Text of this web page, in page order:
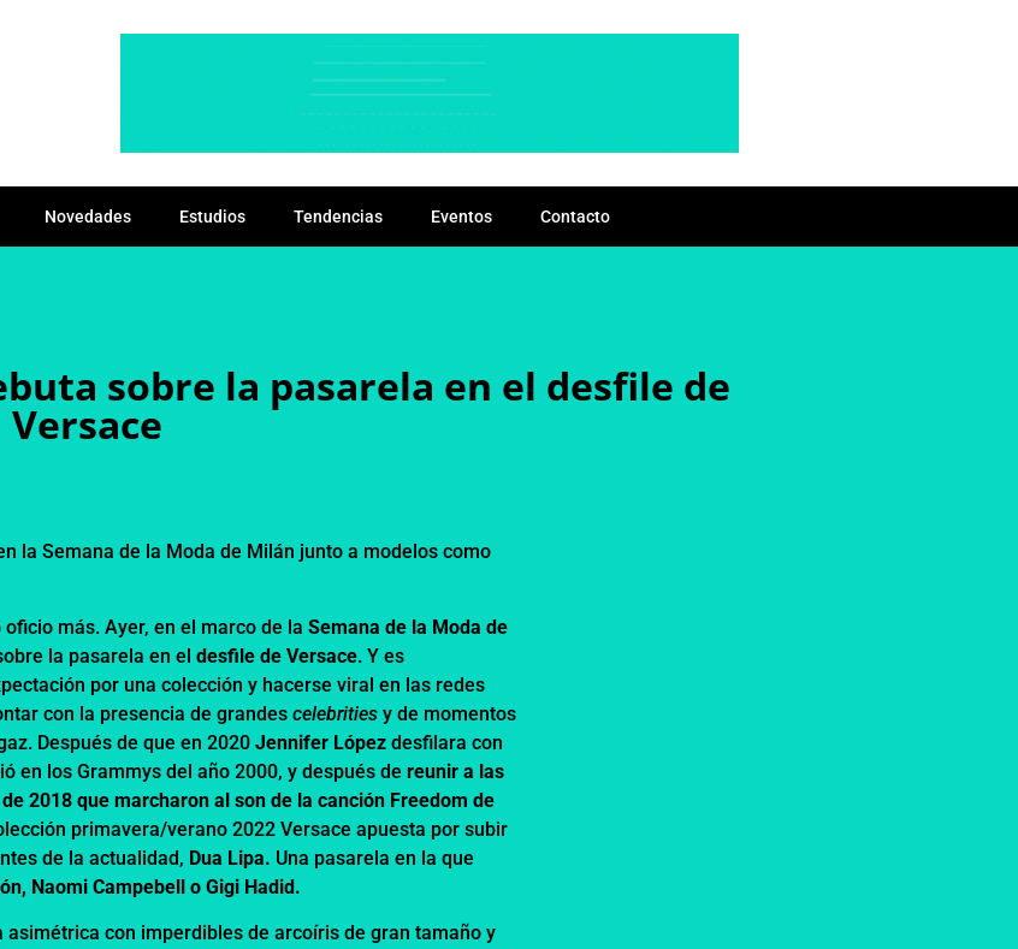
Novedades Estudios Tendencias Eventos Contacto
sobre la pasarela en el desfile de
Versace
la Semana de la Moda de Milán junto a modelos como
más. Ayer, en el marco de laSemana de la Moda de
la pasarela en eldesfile de Versace. Y es
por una colección y hacerse viral en las redes
con la presencia de grandescelebrities y de momentos
Después de que en 2020Jennifer López desfilara con
en los Grammys del año 2000, y después dereunir a las
2018 que marcharon al son de la canción Freedom de
primavera/verano 2022 Versace apuesta por subir
de la actualidad, Dua Lipa. Una pasarela en la que
Naomi Campebell o Gigi Hadid.
con imperdibles de arcoíris de gran tamaño y